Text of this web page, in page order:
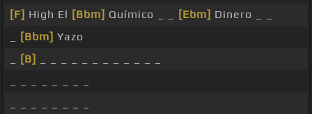
[F] High El [Bbm] Químico _ _ [Ebm] Dinero _ _
[Bbm] Yazo
[B]